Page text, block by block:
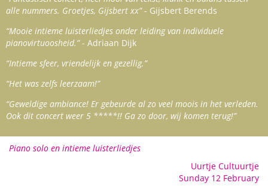
alle nummers. Groetjes, Gijsbert xx”- Gijsbert Berends
“Mooie intieme luisterliedjes onder leiding van individuele
pianovirtuoosheid.”- Adriaan Dijk
“Intieme sfeer, vriendelijk en gezellig.”
“Het was zelfs leerzaam!”
“Geweldige ambiance! Er gebeurde al zo veel moois in het verleden.
Ook dit concert weer 5 *****!! Ga zo door, wij komen terug!”
Piano solo en intieme luisterliedjes
Uurtje Cultuurtje
Sunday 12 February